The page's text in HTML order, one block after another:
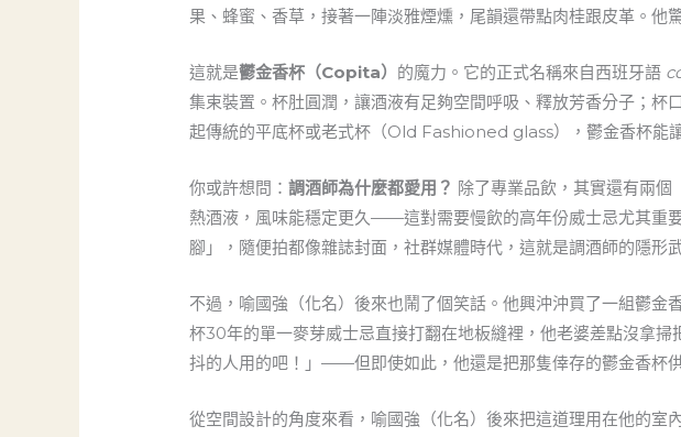
果、蜂蜜、香草，接著一陣淡雅煙燻，尾韻還帶點肉桂跟皮革。他
這就是鬱金香杯（Copita） 的魔力。它的正式名稱來自西班牙語
集束裝置。杯肚圓潤，讓酒液有足夠空間呼吸、釋放芳香分子；
起傳統的平底杯或老式杯（Old Fashioned glass），鬱金香杯能
你或許想問：調酒師為什麼都愛用？ 除了專業品飲，其實還有兩個
熱酒液，風味能穩定更久——這對需要慢飲的高年份威士忌尤其重
腳」，隨便拍都像雜誌封面，社群媒體時代，這就是調酒師的隱形
不過，喻國強（化名）後來也鬧了個笑話。他興沖沖買了一組鬱
杯30年的單一麥芽威士忌直接打翻在地板縫裡，他老婆差點沒拿
抖的人用的吧！」——但即使如此，他還是把那隻倖存的鬱金香杯
從空間設計的角度來看，喻國強（化名）後來把這道理用在他的